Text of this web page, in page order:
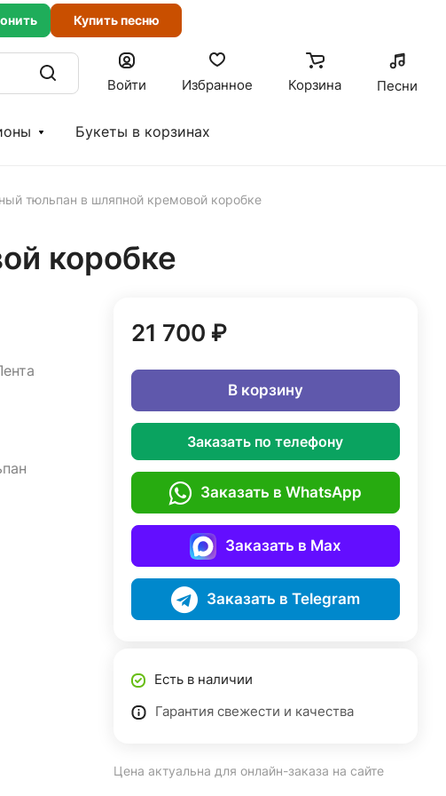
Купить песню
Войти Избранное Корзина Песни
Букеты в корзинах
тюльпан в шляпной кремовой коробке
коробке
21 700 ₽
В корзину
Заказать по телефону
Заказать в WhatsApp
Заказать в Max
Заказать в Telegram
Есть в наличии
Гарантия свежести и качества
Цена актуальна для онлайн-заказа на сайте